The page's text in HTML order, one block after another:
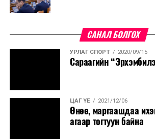
САНАЛ БОЛГОХ
УРЛАГ СПОРТ 2020/09/15
Сараагийн
ЦАГ ҮЕ 2021/12/06
Өнөө, маргаашдаа
агаар тогтуун байна